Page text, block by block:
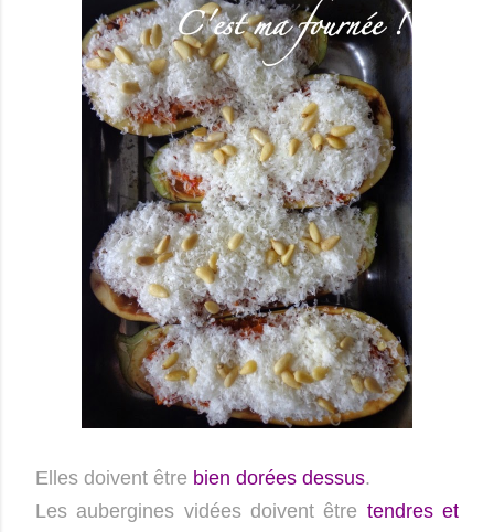
Elles doivent être bien dorées dessus.
Les aubergines vidées doivent être tendres et